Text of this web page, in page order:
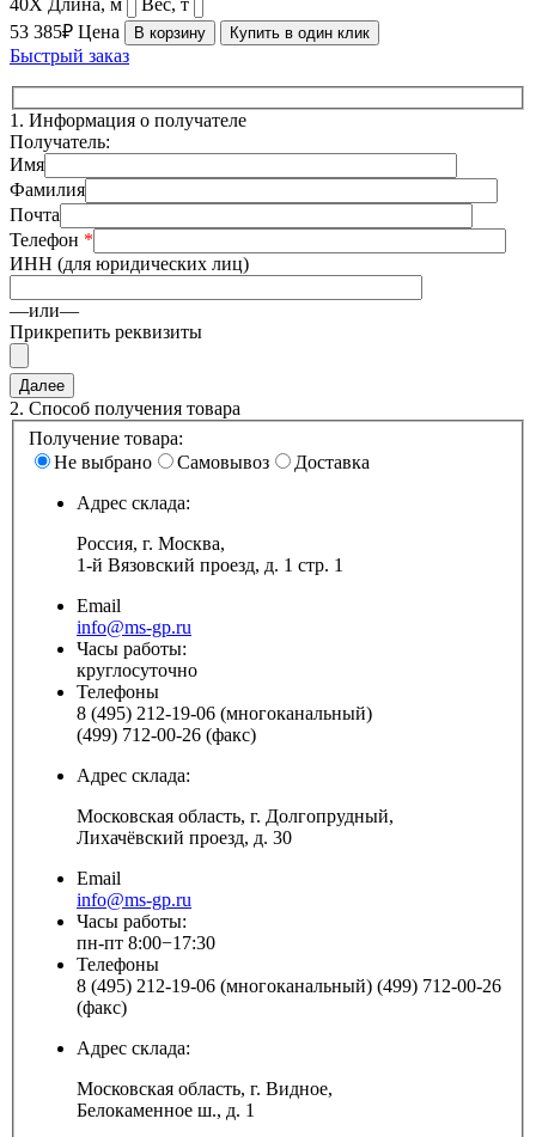
40Х Длина, м
Вес, т
53 385₽ Цена В корзину Купить в один клик
Быстрый заказ
1. Информация о получателе
Получатель:
Имя
Фамилия
Почта
Телефон *
ИНН (для юридических лиц)
—или—
Прикрепить реквизиты
2. Способ получения товара
Получение товара:
Не выбрано
Самовывоз
Доставка
Адрес склада:
Россия, г. Москва,
1-й Вязовский проезд, д. 1 стр. 1
Email
info@ms-gp.ru
Часы работы:
круглосуточно
Телефоны
8 (495) 212-19-06 (многоканальный)
(499) 712-00-26 (факс)
Адрес склада:
Московская область, г. Долгопрудный,
Лихачёвский проезд, д. 30
Email
info@ms-gp.ru
Часы работы:
пн-пт 8:00−17:30
Телефоны
8 (495) 212-19-06 (многоканальный) (499) 712-00-26
(факс)
Адрес склада:
Московская область, г. Видное,
Белокаменное ш., д. 1